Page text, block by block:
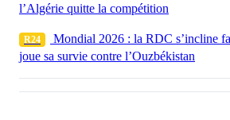
l’Algérie quitte la compétition
R24
Mondial 2026 : la RDC s’incline
joue sa survie contre l’Ouzbékistan